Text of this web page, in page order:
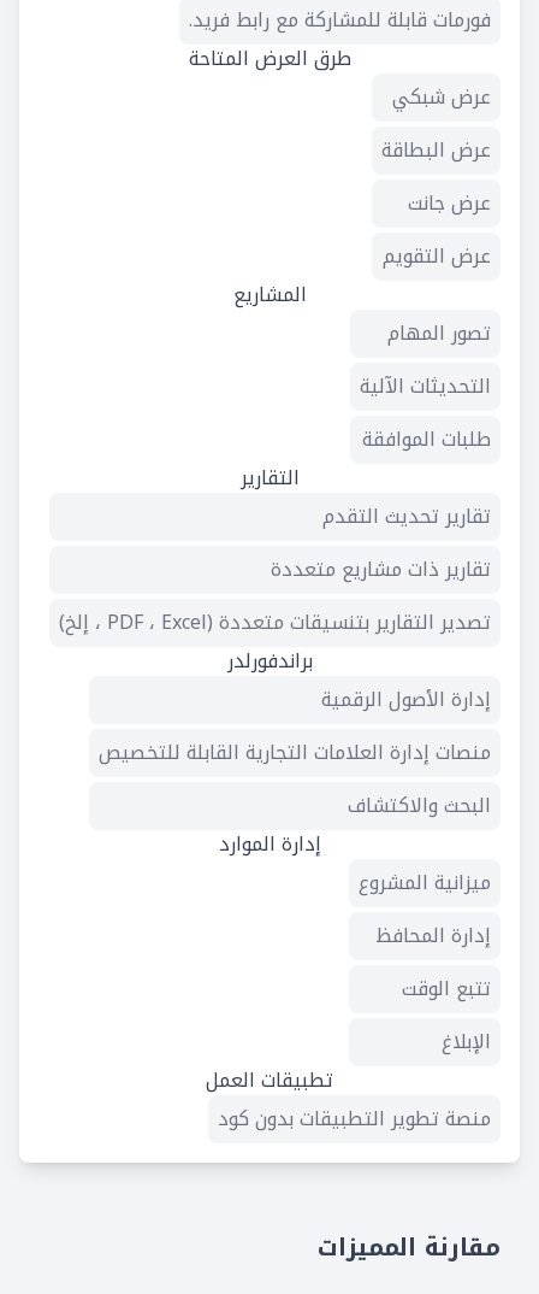
فورمات قابلة للمشاركة مع رابط فريد.
طرق العرض المتاحة
عرض شبكي
عرض البطاقة
عرض جانت
عرض التقويم
المشاريع
تصور المهام
التحديثات الآلية
طلبات الموافقة
التقارير
تقارير تحديث التقدم
تقارير ذات مشاريع متعددة
تصدير التقارير بتنسيقات متعددة (PDF ، Excel ، إلخ)
براندفورلدر
إدارة الأصول الرقمية
منصات إدارة العلامات التجارية القابلة للتخصيص
البحث والاكتشاف
إدارة الموارد
ميزانية المشروع
إدارة المحافظ
تتبع الوقت
الإبلاغ
تطبيقات العمل
منصة تطوير التطبيقات بدون كود
مقارنة المميزات